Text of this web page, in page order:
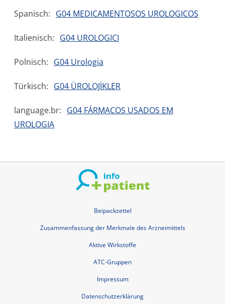
Spanisch: G04 MEDICAMENTOSOS UROLOGICOS
Italienisch: G04 UROLOGICI
Polnisch: G04 Urologia
Türkisch: G04 ÜROLOJİKLER
language.br: G04 FÁRMACOS USADOS EM
UROLOGIA
Beipackzettel
Zusammenfassung der Merkmale des Arzneimittels
Aktive Wirkstoffe
ATC-Gruppen
Impressum
Datenschutzerklärung